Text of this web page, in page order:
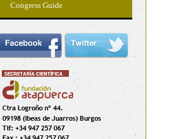
Congress Guide